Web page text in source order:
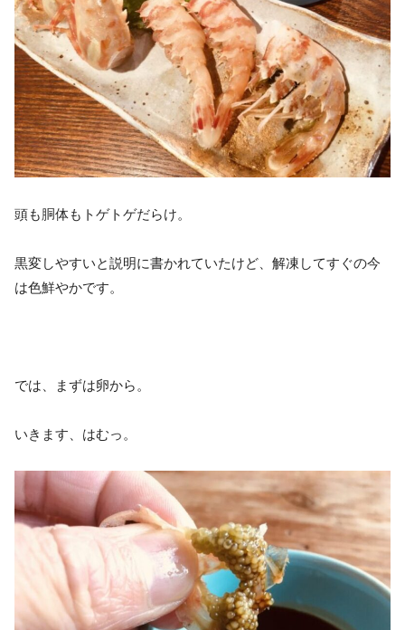
頭も胴体もトゲトゲだらけ。
黒変しやすいと説明に書かれていたけど、解凍してすぐの今
は色鮮やかです。
では、まずは卵から。
いきます、はむっ。